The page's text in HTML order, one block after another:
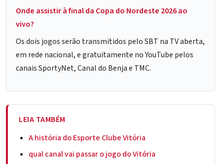
Onde assistir à final da Copa do Nordeste 2026 ao
vivo?
Os dois jogos serão transmitidos pelo SBT na TV aberta,
em rede nacional, e gratuitamente no YouTube pelos
canais SportyNet, Canal do Benja e TMC.
LEIA TAMBÉM
A história do Esporte Clube Vitória
qual canal vai passar o jogo do Vitória